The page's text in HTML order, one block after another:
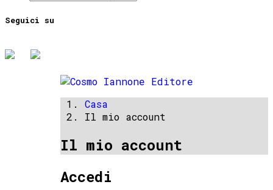
Seguici su
Casa
Il mio account
Il mio account
Accedi